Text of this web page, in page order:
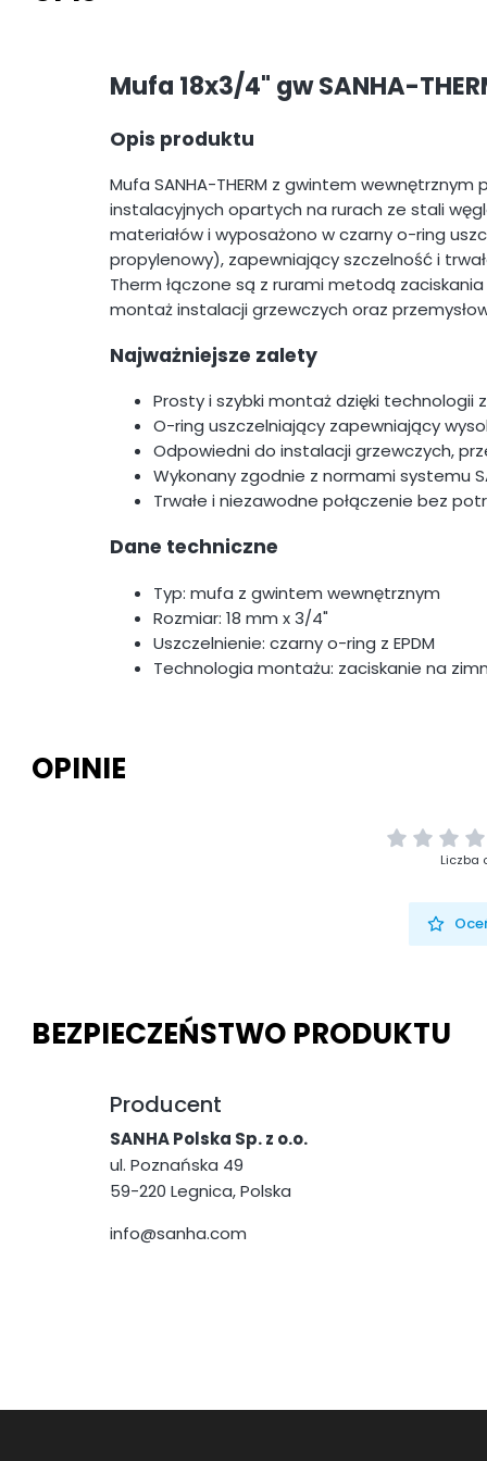
Mufa 18x3/4" gw SANHA-
Opis produktu
Mufa SANHA-THERM z gwintem
instalacyjnych opartych na rurach ze stali
materiałów i wyposażono w czarny o-ring
propylenowy), zapewniający szczelność i
Therm łączone są z rurami metodą
montaż instalacji grzewczych oraz
Najważniejsze zalety
Prosty i szybki montaż dzięki technologii
O-ring uszczelniający zapewniający
Odpowiedni do instalacji grzewczych,
Wykonany zgodnie z normami systemu
Trwałe i niezawodne połączenie bez
Dane techniczne
Typ: mufa z gwintem wewnętrznym
Rozmiar: 18 mm x 3/4"
Uszczelnienie: czarny o-ring z EPDM
Technologia montażu: zaciskanie na
OPINIE
Liczba
BEZPIECZEŃSTWO PRODUKTU
Producent
SANHA Polska Sp. z o.o.
ul. Poznańska 49
59-220 Legnica, Polska
info@sanha.com